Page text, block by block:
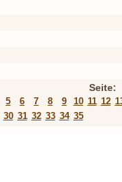
Seite:
5 6 7 8 9 10 11 12
30 31 32 33 34 35